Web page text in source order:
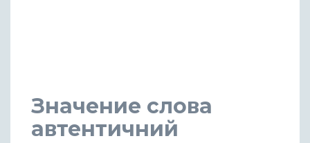
Значение слова
автентичний